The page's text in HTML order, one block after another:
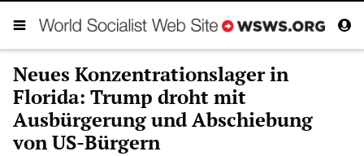
Neues Konzentrationslager in
Florida: Trump droht mit
Ausbürgerung und Abschiebung
von US-Bürgern